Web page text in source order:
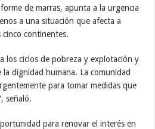
de marras, apunta a la urgencia
a una situación que afecta a
cinco continentes.
los ciclos de pobreza y explotación y
dignidad humana. La comunidad
para tomar medidas que
señaló.
para renovar el interés en